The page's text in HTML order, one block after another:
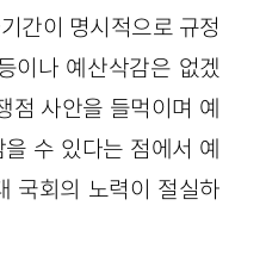
간이 명시적으로 규정
이나 예산삭감은 없겠
점 사안을 들먹이며 예
수 있다는 점에서 예
국회의 노력이 절실하